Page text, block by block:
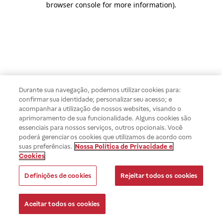
browser console for more information).
Durante sua navegação, podemos utilizar cookies para:
confirmar sua identidade; personalizar seu acesso; e
acompanhar a utilização de nossos websites, visando o
aprimoramento de sua funcionalidade. Alguns cookies são
essenciais para nossos serviços, outros opcionais. Você
poderá gerenciar os cookies que utilizamos de acordo com
suas preferências. Nossa Política de Privacidade e
Cookies
Definições de cookies Rejeitar todos os cookies
Aceitar todos os cookies